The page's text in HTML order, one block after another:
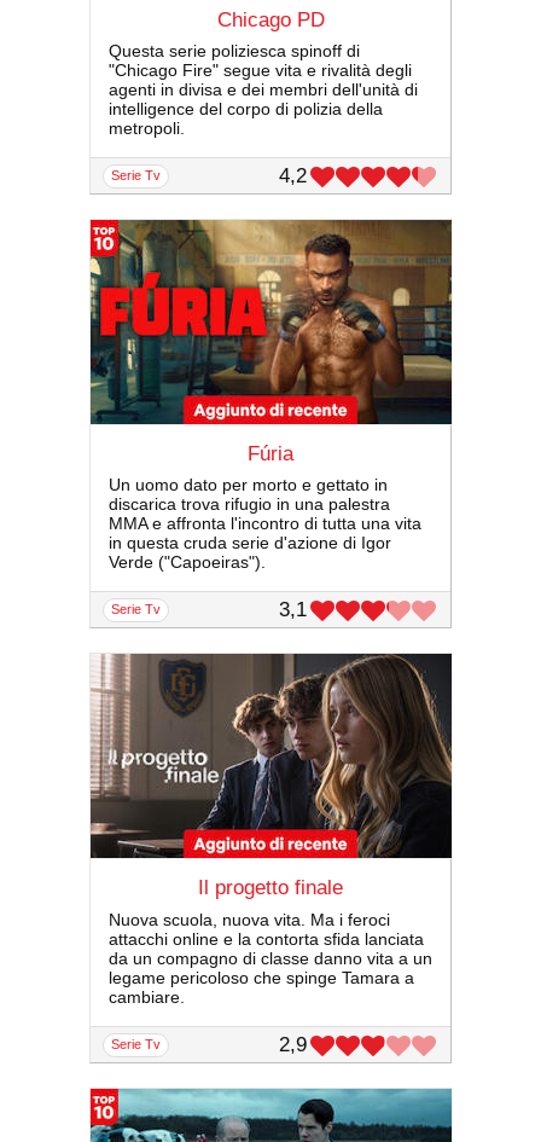
Chicago PD
Questa serie poliziesca spinoff di
"Chicago Fire" segue vita e rivalità degli
agenti in divisa e dei membri dell'unità di
intelligence del corpo di polizia della
metropoli.
serie Tv 4,2
Fúria
Un uomo dato per morto e gettato in
discarica trova rifugio in una palestra
MMA e affronta l'incontro di tutta una vita
in questa cruda serie d'azione di Igor
Verde ("Capoeiras").
serie Tv 3,1
Il progetto finale
Nuova scuola, nuova vita. Ma i feroci
attacchi online e la contorta sfida lanciata
da un compagno di classe danno vita a un
legame pericoloso che spinge Tamara a
cambiare.
serie Tv 2,9